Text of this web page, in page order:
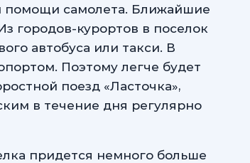
помощи самолета. Ближайшие
городов-курортов в поселок
автобуса или такси. В
Поэтому легче будет
поезд «Ласточка»,
в течение дня регулярно
придется немного больше